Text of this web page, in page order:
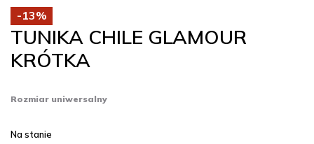
-13%
TUNIKA CHILE GLAMOUR
KRÓTKA
Rozmiar uniwersalny
Na stanie